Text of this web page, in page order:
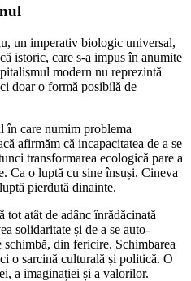
un imperativ biologic universal,
istoric, care s-a impus în anumite
modern nu reprezintă
doar o formă posibilă de
în care numim problema
afirmăm că incapacitatea de a se
transformarea ecologică pare a
Ca o luptă cu sine însuși. Cineva
pierdută dinainte.
atât de adânc înrădăcinată
solidaritate și de a se auto-
din fericire. Schimbarea
o sarcină culturală și politică. O
a imaginației și a valorilor.